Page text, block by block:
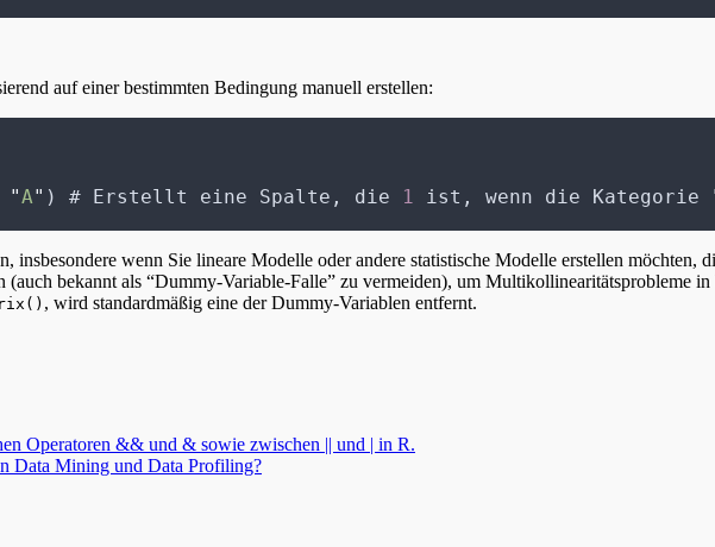
auf einer bestimmten Bedingung manuell erstellen:
"A" ) # Erstellt eine Spalte, die 1 ist, wenn die Kategorie
wenn Sie lineare Modelle oder andere statistische Modelle erstellen möchten,
(auch bekannt als “Dummy-Variable-Falle” zu vermeiden), um Multikollinearitätsprobleme
, wird standardmäßig eine der Dummy-Variablen entfernt.
Operatoren && und & sowie zwischen || und | in R.
Data Mining und Data Profiling?